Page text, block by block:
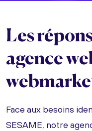
Les
agence
Face aux besoins
SESAME, notre